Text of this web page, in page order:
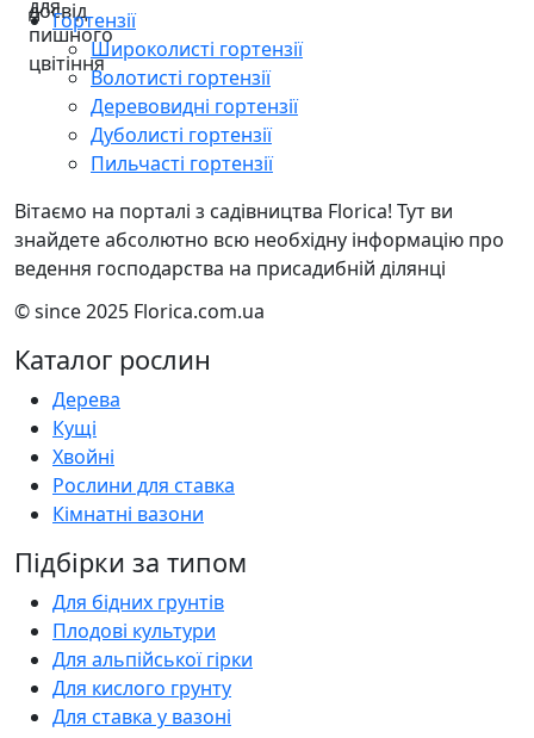
Гортензії
Широколисті гортензії
Волотисті гортензії
Деревовидні гортензії
Дуболисті гортензії
Пильчасті гортензії
Вітаємо на порталі з садівництва Florica! Тут ви
знайдете абсолютно всю необхідну інформацію про
ведення господарства на присадибній ділянці
© since 2025 Florica.com.ua
Каталог рослин
Дерева
Кущі
Хвойні
Рослини для ставка
Кімнатні вазони
Підбірки за типом
Для бідних грунтів
Плодові культури
Для альпійської гірки
Для кислого грунту
Для ставка у вазоні